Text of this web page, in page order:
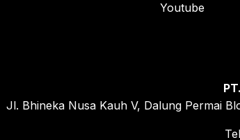
Youtube
Jl. Bhineka Nusa Kauh V, Dalung Permai